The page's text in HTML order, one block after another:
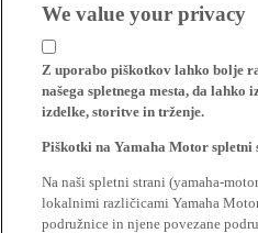
We value your privacy
Z uporabo piškotkov lahko bolje
našega spletnega mesta, da lahko
izdelke, storitve in trženje.
Piškotki na Yamaha Motor spletni
Na naši spletni strani (yamaha-
lokalnimi različicami Yamaha
podružnice in njene povezane